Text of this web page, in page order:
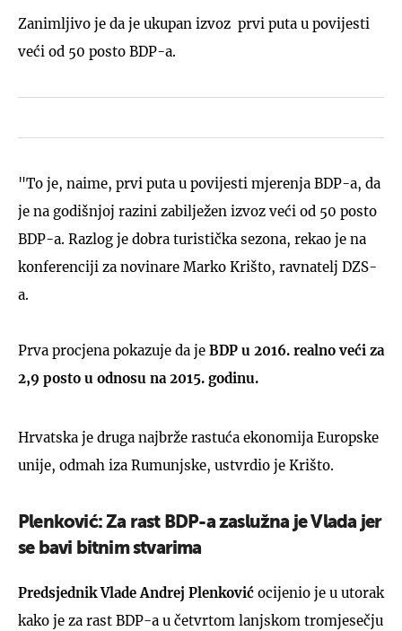
Zanimljivo je da je ukupan izvoz prvi puta u povijesti
veći od 50 posto BDP-a.
"To je, naime, prvi puta u povijesti mjerenja BDP-a, da
je na godišnjoj razini zabilježen izvoz veći od 50 posto
BDP-a. Razlog je dobra turistička sezona, rekao je na
konferenciji za novinare Marko Krišto, ravnatelj DZS-
a.
Prva procjena pokazuje da je BDP u 2016. realno veći za
2,9 posto u odnosu na 2015. godinu.
Hrvatska je druga najbrže rastuća ekonomija Europske
unije, odmah iza Rumunjske, ustvrdio je Krišto.
Plenković: Za rast BDP-a zaslužna je Vlada jer
se bavi bitnim stvarima
Predsjednik Vlade Andrej Plenković ocijenio je u utorak
kako je za rast BDP-a u četvrtom lanjskom tromjesečju